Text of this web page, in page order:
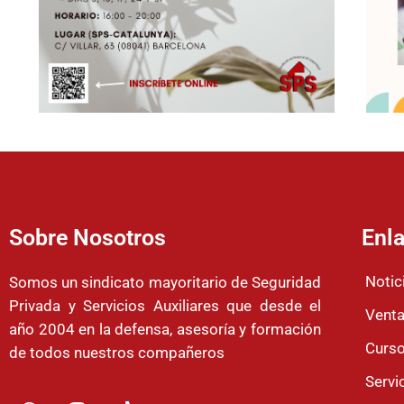
Sobre Nosotros
Somos un sindicato mayoritario de Seguridad
Privada y Servicios Auxiliares que desde el
año 2004 en la defensa, asesoría y formación
de todos nuestros compañeros
W I T